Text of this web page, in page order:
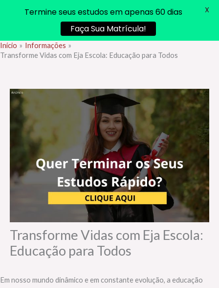
Ir
para
Início
Informações
Transforme Vidas com Eja Escola: Educação para Todos
Transforme Vidas com Eja Escola:
Educação para Todos
Em nosso mundo dinâmico e em constante evolução, a educação
Termine seus estudos em apenas 60 dias
Faça Sua Matrícula!
X